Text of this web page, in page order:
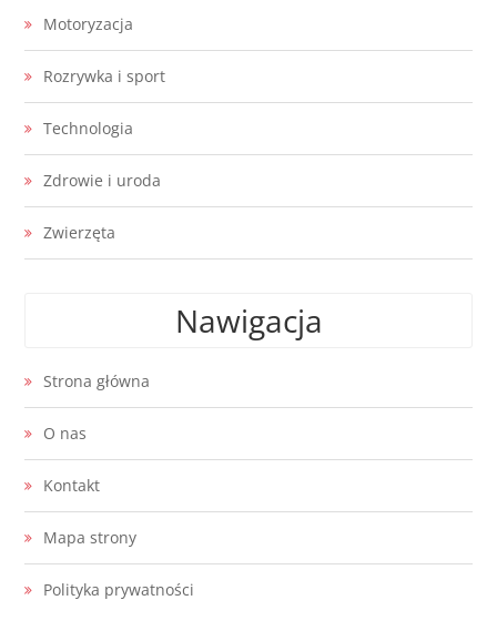
Motoryzacja
Rozrywka i sport
Technologia
Zdrowie i uroda
Zwierzęta
Nawigacja
Strona główna
O nas
Kontakt
Mapa strony
Polityka prywatności